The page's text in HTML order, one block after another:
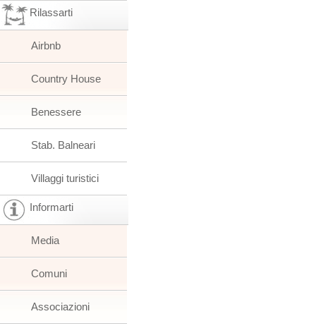
Rilassarti
Airbnb
Country House
Benessere
Stab. Balneari
Villaggi turistici
Informarti
Media
Comuni
Associazioni